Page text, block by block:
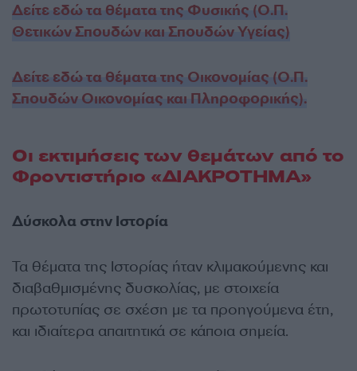
Δείτε εδώ τα θέματα της Φυσικής (Ο.Π.
Θετικών Σπουδών και Σπουδών Υγείας)
Δείτε εδώ τα θέματα της Οικονομίας (Ο.Π.
Σπουδών Οικονομίας και Πληροφορικής).
Οι εκτιμήσεις των θεμάτων από το
Φροντιστήριο «ΔΙΑΚΡΟΤΗΜΑ»
Δύσκολα στην Ιστορία
Τα θέματα της Ιστορίας ήταν κλιμακούμενης και
διαβαθμισμένης δυσκολίας, με στοιχεία
πρωτοτυπίας σε σχέση με τα προηγούμενα έτη,
και ιδιαίτερα απαιτητικά σε κάποια σημεία.